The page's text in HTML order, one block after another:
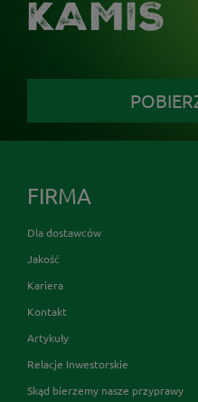
KAMIS
FIRMA
Dla dostawców
Jakość
Kariera
Kontakt
Artykuły
Relacje Inwestorskie
Skąd bierzemy nasze przyprawy